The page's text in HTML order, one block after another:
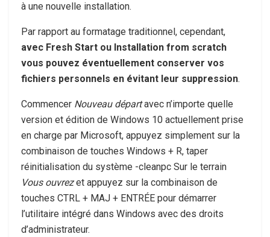
à une nouvelle installation.
Par rapport au formatage traditionnel, cependant,
avec Fresh Start ou Installation from scratch
vous pouvez éventuellement conserver vos
fichiers personnels en évitant leur suppression.
Commencer Nouveau départavec n’importe quelle
version et édition de Windows 10 actuellement prise
en charge par Microsoft, appuyez simplement sur la
combinaison de touches Windows + R, taper
réinitialisation du système -cleanpc Sur le terrain
Vous ouvrezet appuyez sur la combinaison de
touches CTRL + MAJ + ENTRÉE pour démarrer
l’utilitaire intégré dans Windows avec des droits
d’administrateur.